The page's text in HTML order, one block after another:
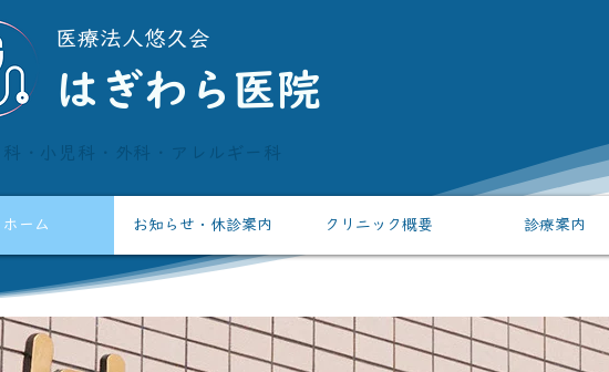
​はぎわら医院
​医療法人悠久会
科・小児科・外科・アレルギー科
ホーム お知らせ・休診案内 クリニック概要 診療案内